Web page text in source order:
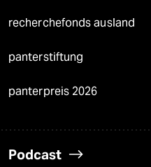
recherchefonds ausland
panterstiftung
panterpreis 2026
Podcast